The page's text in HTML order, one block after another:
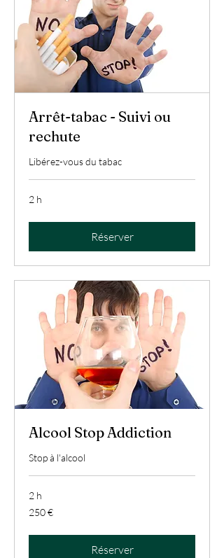
Arrêt-tabac - Suivi ou
rechute
Libérez-vous du tabac
2 h
Réserver
Alcool Stop Addiction
Stop à l'alcool
2 h
250
euros
250 €
Réserver